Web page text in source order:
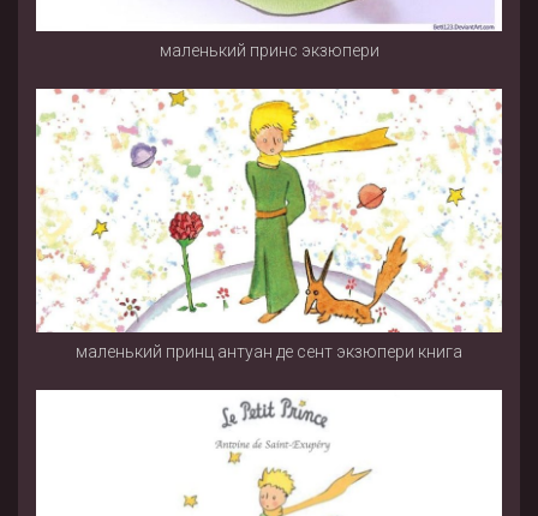
маленький принс экзюпери
маленький принц антуан де сент экзюпери книга